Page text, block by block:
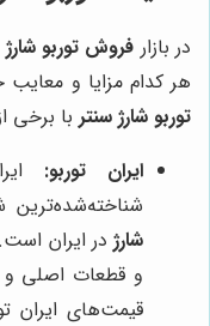
در بازار فروش توربو
هر کدام مزایا و معایب
توربو شارژ سنتر با برخی
ایران توربو:
شناخته‌شده‌ترین
شارژ در ایران
و قطعات اصلی و
قیمت‌های ایران